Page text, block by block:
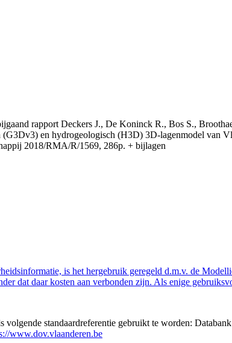
rapport Deckers J., De Koninck R., Bos S.,
en hydrogeologisch (H3D) 3D-lagenmodel van
2018/RMA/R/1569, 286p. + bijlagen
is het hergebruik geregeld d.m.v. de
dat daar kosten aan verbonden zijn. Als enige
standaardreferentie gebruikt te worden:
www.dov.vlaanderen.be